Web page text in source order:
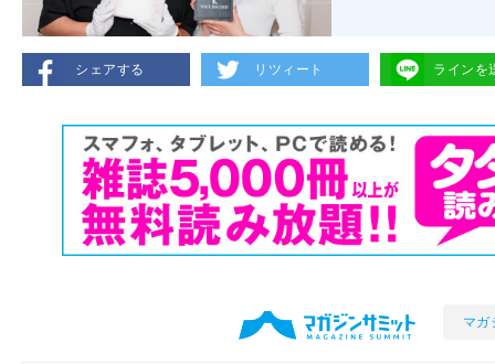
シェアする リツィート ラインを
マガ